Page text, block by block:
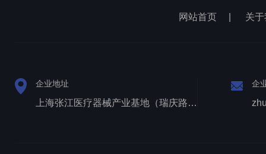
网站首页 关
企业地址
上海张江医疗器械产业基地（瑞庆路528号）
企